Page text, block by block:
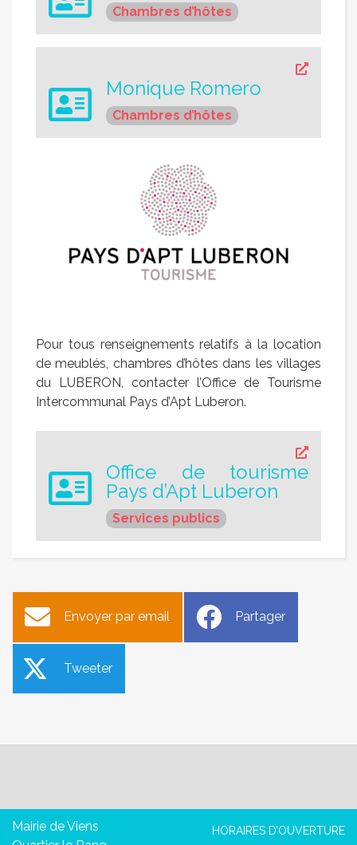
Chambres d’hôtes
Monique Romero
Chambres d’hôtes
Pour tous renseignements relatifs à la location
de meublés, chambres d’hôtes dans les villages
du LUBERON, contacter l’Office de Tourisme
Intercommunal Pays d’Apt Luberon.
Office de tourisme
Pays d’Apt Luberon
Services publics
Envoyer par email Partager
Tweeter
Mairie de Viens
HORAIRES D’OUVERTURE